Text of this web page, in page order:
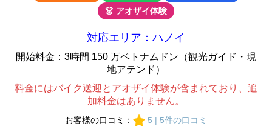
👗 アオザイ体験
対応エリア：ハノイ
開始料金：3時間 150 万ベトナムドン（観光ガイド・現
地アテンド）
料金にはバイク送迎とアオザイ体験が含まれており、追
加料金はありません。
お客様の口コミ：
5 | 5件の口コミ